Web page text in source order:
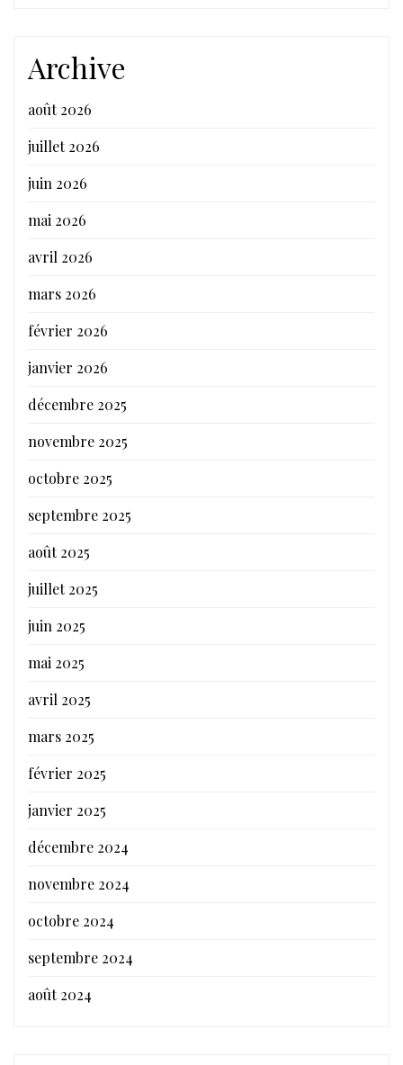
Archive
août 2026
juillet 2026
juin 2026
mai 2026
avril 2026
mars 2026
février 2026
janvier 2026
décembre 2025
novembre 2025
octobre 2025
septembre 2025
août 2025
juillet 2025
juin 2025
mai 2025
avril 2025
mars 2025
février 2025
janvier 2025
décembre 2024
novembre 2024
octobre 2024
septembre 2024
août 2024